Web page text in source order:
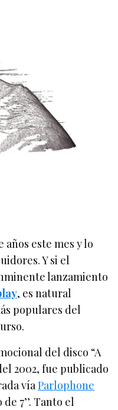
este mes y lo
Y si el
lanzamiento
, es natural
populares del
del disco “A
2002, fue publicado
víaParlophone
7’’. Tanto el